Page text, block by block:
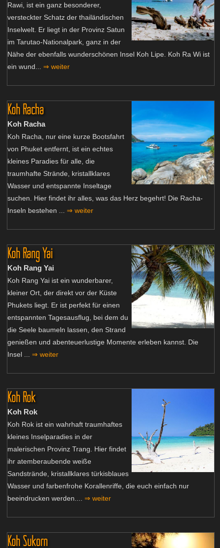
Rawi, ist ein ganz besonderer,
versteckter Schatz der thailändischen
Inselwelt. Er liegt in der Provinz Satun
im Tarutao-Nationalpark, ganz in der
Nähe der ebenfalls wunderschönen Insel Koh Lipe. Koh Ra Wi ist
ein wund... ⇒ weiter
Koh Racha
Koh Racha
Koh Racha, nur eine kurze Bootsfahrt
von Phuket entfernt, ist ein echtes
kleines Paradies für alle, die
traumhafte Strände, kristallklares
Wasser und entspannte Inseltage
suchen. Hier findet ihr alles, was das Herz begehrt! Die Racha-
Inseln bestehen ... ⇒ weiter
Koh Rang Yai
Koh Rang Yai
Koh Rang Yai ist ein wunderbarer,
kleiner Ort, der direkt vor der Küste
Phukets liegt. Er ist perfekt für einen
entspannten Tagesausflug, bei dem du
die Seele baumeln lassen, den Strand
genießen und abenteuerlustige Momente erleben kannst. Die
Insel ... ⇒ weiter
Koh Rok
Koh Rok
Koh Rok ist ein wahrhaft traumhaftes
kleines Inselparadies in der
malerischen Provinz Trang. Hier findet
ihr atemberaubende weiße
Sandstrände, kristallklares türkisblaues
Wasser und farbenfrohe Korallenriffe, die euch einfach nur
beeindrucken werden.... ⇒ weiter
Koh Sukorn